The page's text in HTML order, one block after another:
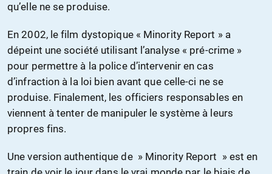
qu’elle ne se produise.
En 2002, le film dystopique « Minority Report » a
dépeint une société utilisant l’analyse « pré-crime »
pour permettre à la police d’intervenir en cas
d’infraction à la loi bien avant que celle-ci ne se
produise. Finalement, les officiers responsables en
viennent à tenter de manipuler le système à leurs
propres fins.
Une version authentique de » Minority Report » est en